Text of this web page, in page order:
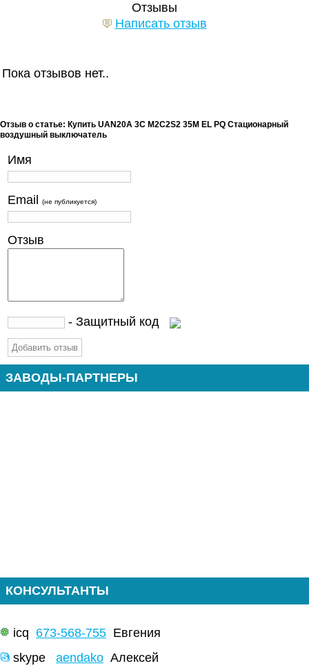
Отзывы
Написать отзыв
Пока отзывов нет..
Отзыв о статье: Купить UAN20A 3C M2C2S2 35M EL PQ Стационарный
воздушный выключатель
Имя
Email (не публикуется)
Отзыв
- Защитный код
ЗАВОДЫ-ПАРТНЕРЫ
КОНСУЛЬТАНТЫ
icq 673-568-755 Евгения
skype aendako Алексей